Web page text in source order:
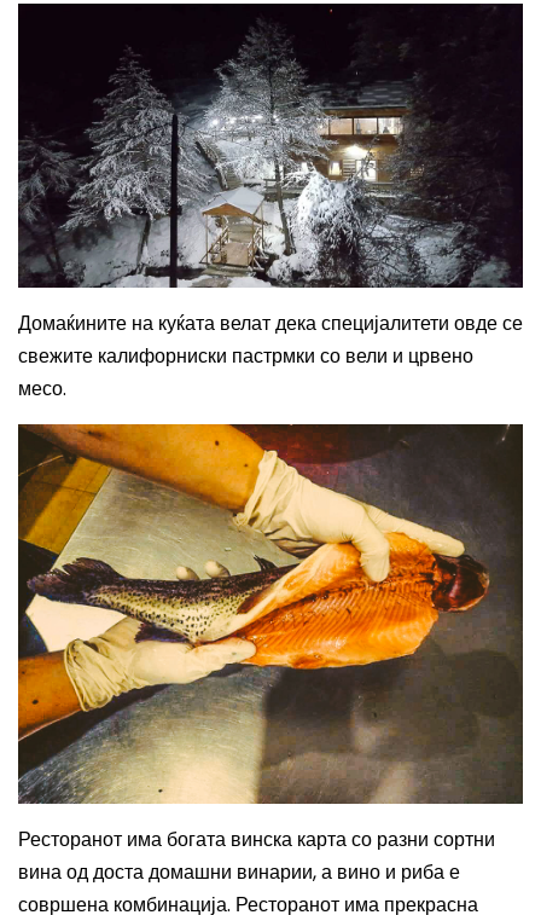
Домаќините на куќата велат дека специјалитети овде се
свежите калифорниски пастрмки со вели и црвено
месо.
Ресторанот има богата винска карта со разни сортни
вина од доста домашни винарии, а вино и риба е
совршена комбинација. Ресторанот има прекрасна